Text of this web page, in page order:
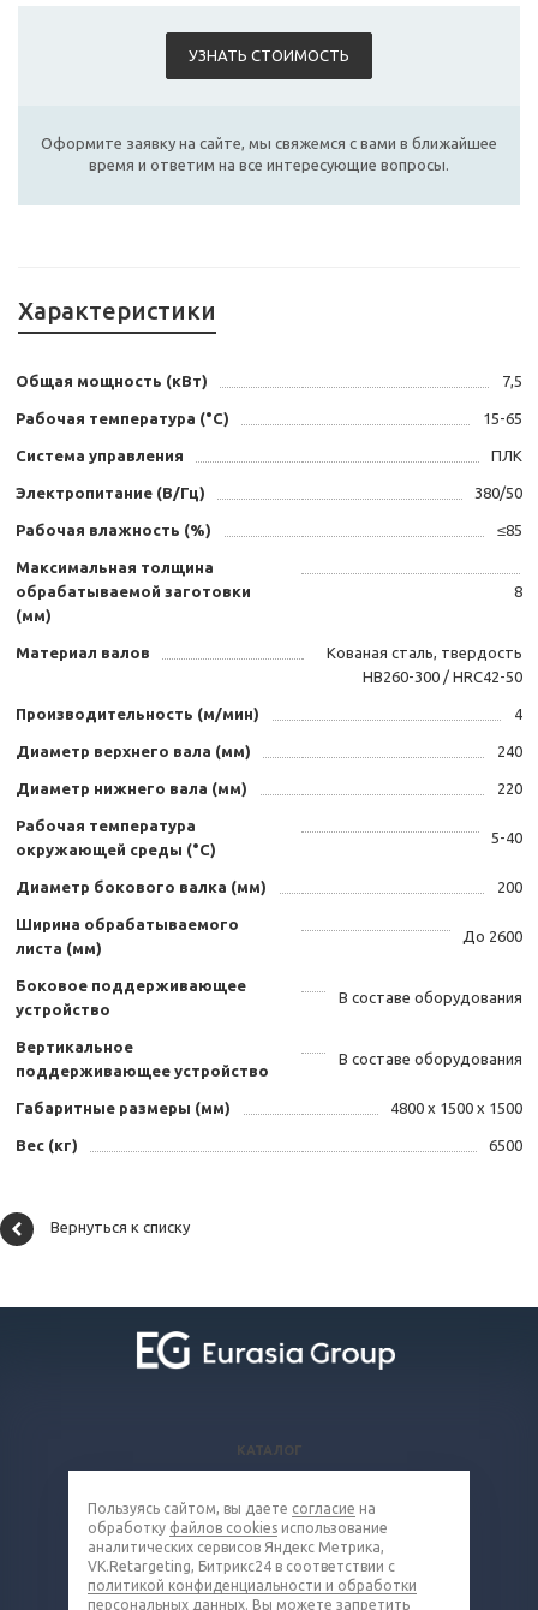
УЗНАТЬ СТОИМОСТЬ
Оформите заявку на сайте, мы свяжемся с вами в ближайшее
время и ответим на все интересующие вопросы.
Характеристики
Общая мощность (кВт) 7,5
Рабочая температура (°С) 15-65
Система управления ПЛК
Электропитание (В/Гц) 380/50
Рабочая влажность (%) ≤85
Максимальная толщина
обрабатываемой заготовки
(мм)
8
Материал валов
Кованая сталь, твердость
HB260-300 / HRC42-50
Производительность (м/мин) 4
Диаметр верхнего вала (мм) 240
Диаметр нижнего вала (мм) 220
Рабочая температура
окружающей среды (°C)
5-40
Диаметр бокового валка (мм) 200
Ширина обрабатываемого
листа (мм)
До 2600
Боковое поддерживающее
устройство
В составе оборудования
Вертикальное
поддерживающее устройство
В составе оборудования
Габаритные размеры (мм) 4800 х 1500 х 1500
Вес (кг) 6500
Вернуться к списку
КАТАЛОГ
КОМПАНИЯ
КОНТАКТЫ
8 (800) 302-16-85
Пользуясь сайтом, вы даете согласие на
обработку файлов cookies использование
аналитических сервисов Яндекс Метрика,
VK.Retargeting, Битрикс24 в соответствии с
политикой конфиденциальности и обработки
персональных данных. Вы можете запретить